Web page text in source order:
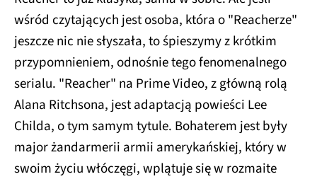
wśród czytających jest osoba, która o "Reacherze"
jeszcze nic nie słyszała, to śpieszymy z krótkim
przypomnieniem, odnośnie tego fenomenalnego
serialu. "Reacher" na Prime Video, z główną rolą
Alana Ritchsona, jest adaptacją powieści Lee
Childa, o tym samym tytule. Bohaterem jest były
major żandarmerii armii amerykańskiej, który w
swoim życiu włóczęgi, wplątuje się w rozmaite